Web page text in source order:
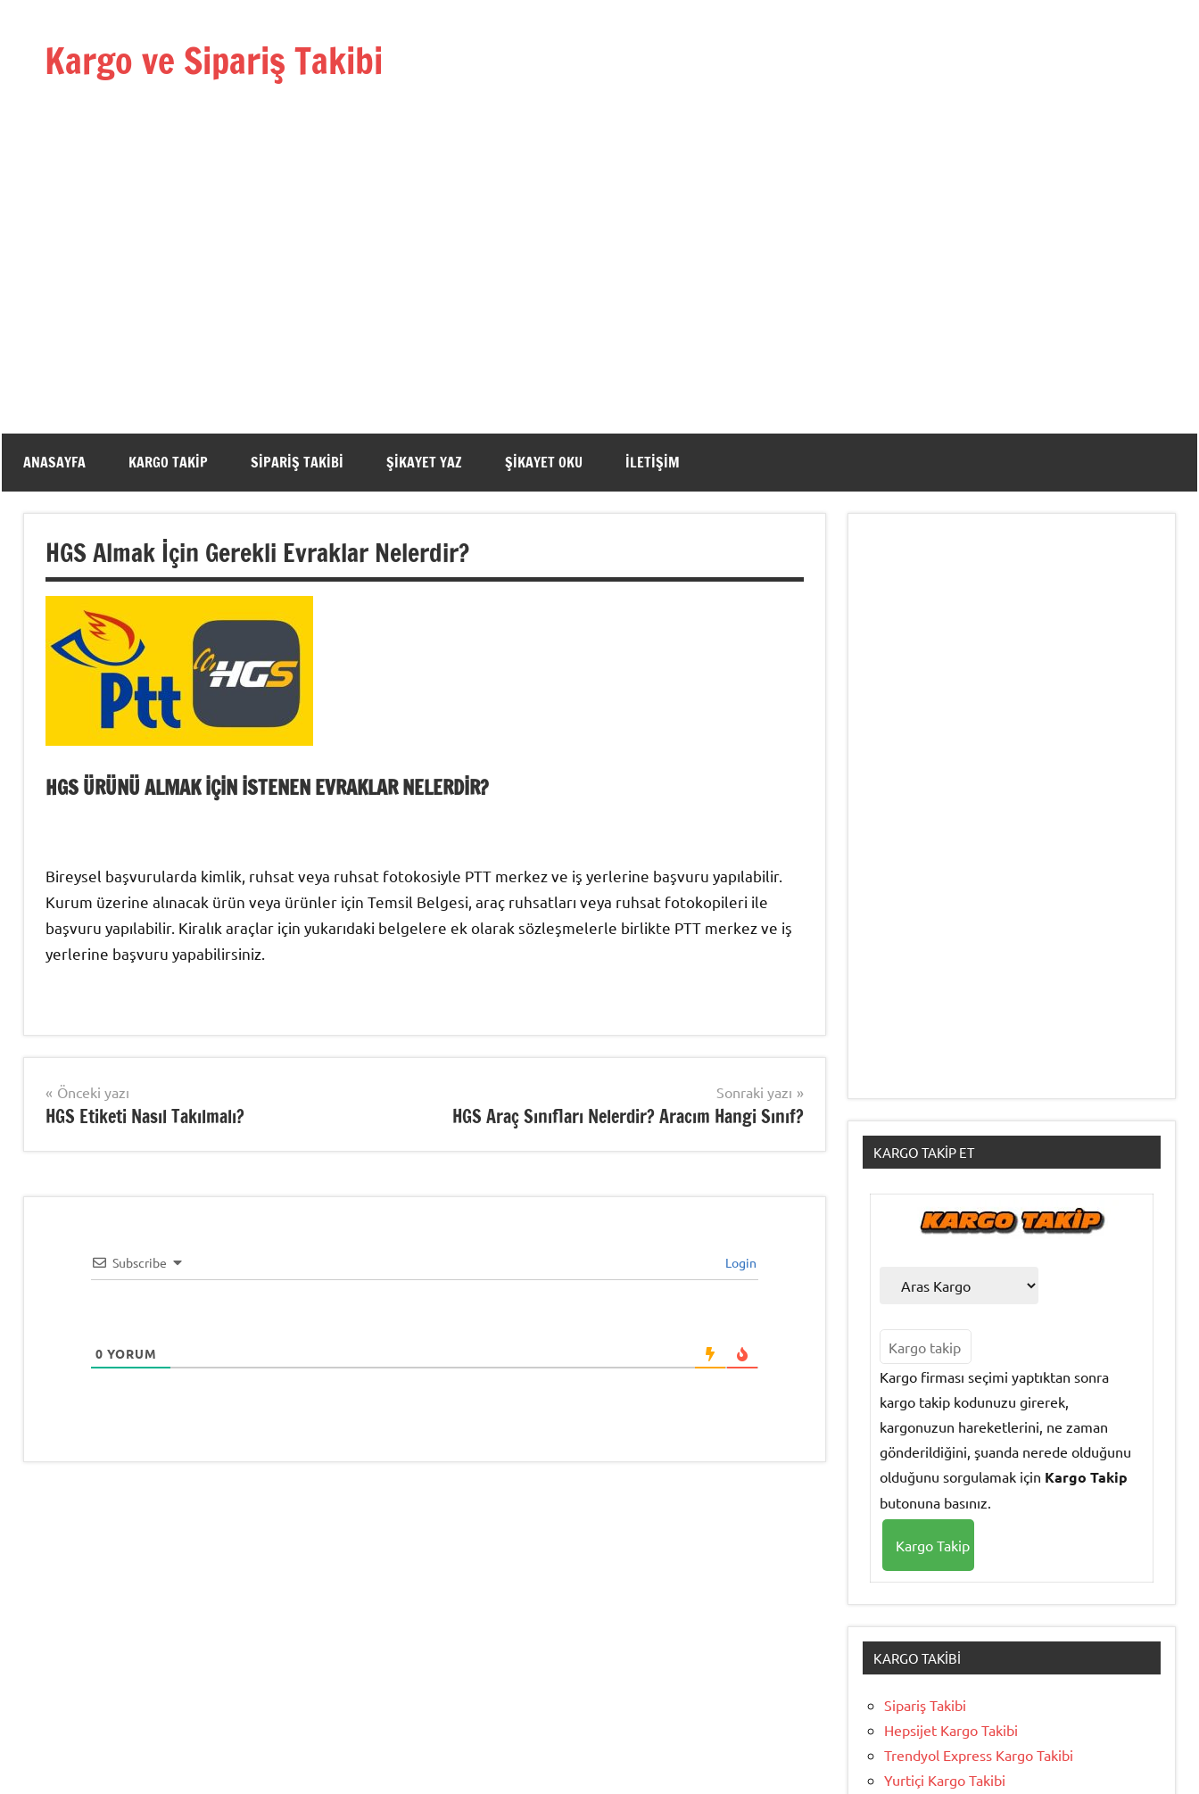
Kargo ve Sipariş Takibi
Kargo
ANASAYFA KARGO TAKIP SIPARIŞ TAKIBI ŞIKAYET YAZ ŞIKAYET OKU İLETIŞIM
HGS Almak İçin Gerekli Evraklar Nelerdir?
HGS ÜRÜNÜ ALMAK İÇİN İSTENEN EVRAKLAR NELERDİR?
Bireysel başvurularda kimlik, ruhsat veya ruhsat fotokosiyle PTT merkez ve iş yerlerine başvuru yapılabilir.
Kurum üzerine alınacak ürün veya ürünler için Temsil Belgesi, araç ruhsatları veya ruhsat fotokopileri ile
başvuru yapılabilir. Kiralık araçlar için yukarıdaki belgelere ek olarak sözleşmelerle birlikte PTT merkez ve iş
yerlerine başvuru yapabilirsiniz.
HGS
İçin
PTT'den
Yazı
gezinmesi
Önceki yazı
HGS Etiketi Nasıl Takılmalı?
Sonraki yazı
HGS Araç Sınıfları Nelerdir? Aracım Hangi Sınıf?
Subscribe Login
0 YORUM
KARGO TAKIP ET
Kargo firması seçimi yaptıktan sonra
kargo takip kodunuzu girerek,
kargonuzun hareketlerini, ne zaman
gönderildiğini, şuanda nerede olduğunu
olduğunu sorgulamak için Kargo Takip
butonuna basınız.
KARGO TAKIBI
Sipariş Takibi
Hepsijet Kargo Takibi
Trendyol Express Kargo Takibi
Yurtiçi Kargo Takibi